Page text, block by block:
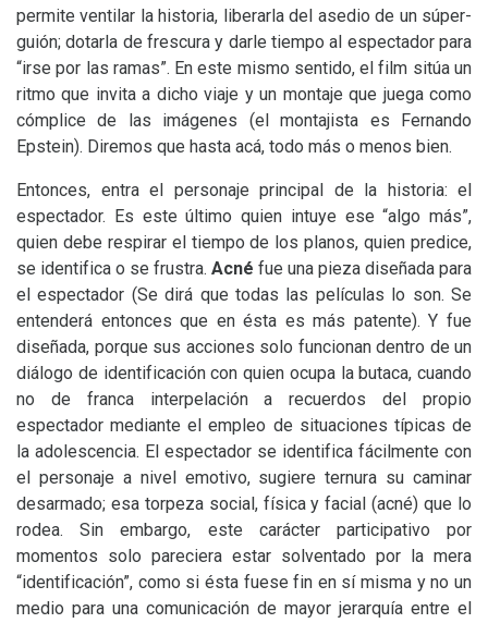
permite ventilar la historia, liberarla del asedio de un súper-
guión; dotarla de frescura y darle tiempo al espectador para
“irse por las ramas”. En este mismo sentido, el film sitúa un
ritmo que invita a dicho viaje y un montaje que juega como
cómplice de las imágenes (el montajista es Fernando
Epstein). Diremos que hasta acá, todo más o menos bien.
Entonces, entra el personaje principal de la historia: el
espectador. Es este último quien intuye ese “algo más”,
quien debe respirar el tiempo de los planos, quien predice,
se identifica o se frustra. Acné fue una pieza diseñada para
el espectador (Se dirá que todas las películas lo son. Se
entenderá entonces que en ésta es más patente). Y fue
diseñada, porque sus acciones solo funcionan dentro de un
diálogo de identificación con quien ocupa la butaca, cuando
no de franca interpelación a recuerdos del propio
espectador mediante el empleo de situaciones típicas de
la adolescencia. El espectador se identifica fácilmente con
el personaje a nivel emotivo, sugiere ternura su caminar
desarmado; esa torpeza social, física y facial (acné) que lo
rodea. Sin embargo, este carácter participativo por
momentos solo pareciera estar solventado por la mera
“identificación”, como si ésta fuese fin en sí misma y no un
medio para una comunicación de mayor jerarquía entre el